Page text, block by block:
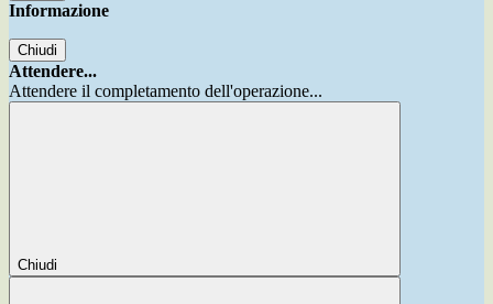
Informazione
Chiudi
Attendere...
Attendere il completamento dell'operazione...
Chiudi